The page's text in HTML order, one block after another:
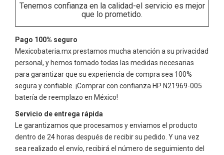
Tenemos confianza en la calidad-el servicio es mejor
que lo prometido.
Pago 100% seguro
Mexicobateria.mx prestamos mucha atención a su privacidad
personal, y hemos tomado todas las medidas necesarias
para garantizar que su experiencia de compra sea 100%
segura y confiable. ¡Comprar con confianza HP N21969-005
batería de reemplazo en México!
Servicio de entrega rápida
Le garantizamos que procesamos y enviamos el producto
dentro de 24 horas después de recibir su pedido. Y una vez
sea realizado el envío, recibirá el número de seguimiento del